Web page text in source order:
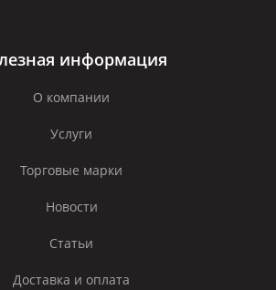
информация
О компании
Услуги
Торговые марки
Новости
Статьи
Доставка и оплата